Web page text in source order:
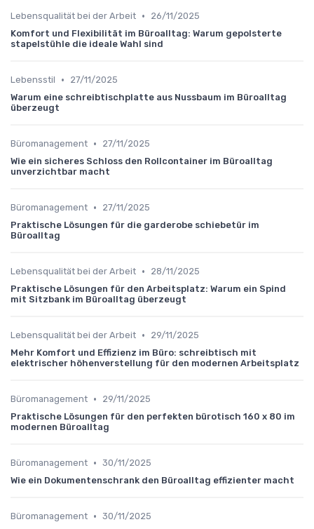
Lebensqualität bei der Arbeit •
26/11/2025
Komfort und Flexibilität im Büroalltag: Warum gepolsterte
stapelstühle die ideale Wahl sind
Lebensstil •
27/11/2025
Warum eine schreibtischplatte aus Nussbaum im Büroalltag
überzeugt
Büromanagement •
27/11/2025
Wie ein sicheres Schloss den Rollcontainer im Büroalltag
unverzichtbar macht
Büromanagement •
27/11/2025
Praktische Lösungen für die garderobe schiebetür im
Büroalltag
Lebensqualität bei der Arbeit •
28/11/2025
Praktische Lösungen für den Arbeitsplatz: Warum ein Spind
mit Sitzbank im Büroalltag überzeugt
Lebensqualität bei der Arbeit •
29/11/2025
Mehr Komfort und Effizienz im Büro: schreibtisch mit
elektrischer höhenverstellung für den modernen Arbeitsplatz
Büromanagement •
29/11/2025
Praktische Lösungen für den perfekten bürotisch 160 x 80 im
modernen Büroalltag
Büromanagement • 30/11/2025
Wie ein Dokumentenschrank den Büroalltag effizienter macht
Büromanagement • 30/11/2025